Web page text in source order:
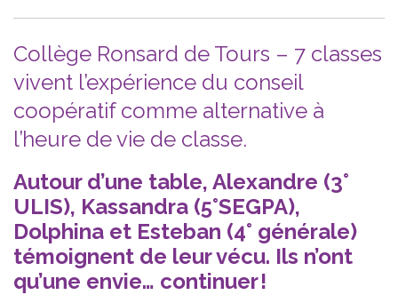
Collège Ronsard de Tours – 7 classes
vivent l’expérience du conseil
coopératif comme alternative à
l’heure de vie de classe.
Autour d’une table, Alexandre (3°
ULIS), Kassandra (5°SEGPA),
Dolphina et Esteban (4° générale)
témoignent de leur vécu. Ils n’ont
qu’une envie… continuer !